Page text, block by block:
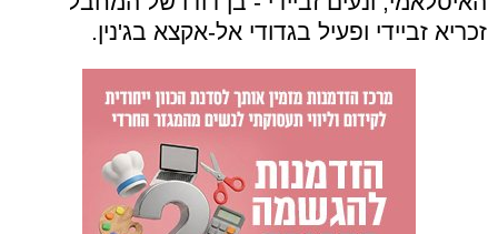
זכריא זביידי ופעיל בגדודי אל-אקצא בג'נין.